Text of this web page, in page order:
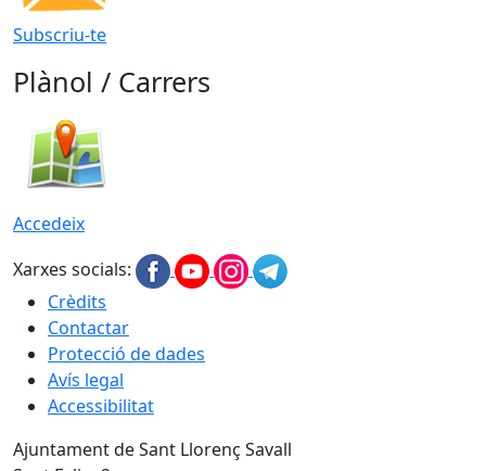
Subscriu-te
Plànol / Carrers
Accedeix
Xarxes socials:
Crèdits
Contactar
Protecció de dades
Avís legal
Accessibilitat
Ajuntament de Sant Llorenç Savall